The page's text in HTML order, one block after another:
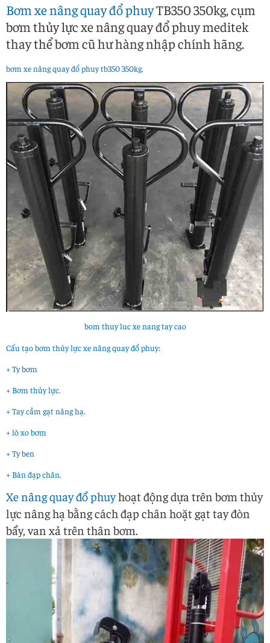
Bơm xe nâng quay đổ phuyTB350 350kg, cụm
bơm thủy lực xe nâng quay đổ phuy meditek
thay thể bơm cũ hư hàng nhập chính hãng.
bơm xe nâng quay đổ phuy tb350 350kg.
bom thuy luc xe nang tay cao
Cấu tạo bơm thủy lực xe nâng quay đổ phuy:
+ Ty bơm
+ Bơm thủy lực.
+ Tay cầm gạt nâng hạ.
+ lò xo bơm
+ Ty ben
+ Bàn đạp chân.
Xe nâng quay đổ phuyhoạt động dựa trên bơm thủy
lực nâng hạ bằng cách đạp chân hoặt gạt tay đòn
bẩy, van xả trên thân bơm.